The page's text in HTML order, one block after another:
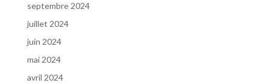
septembre 2024
juillet 2024
juin 2024
mai 2024
avril 2024